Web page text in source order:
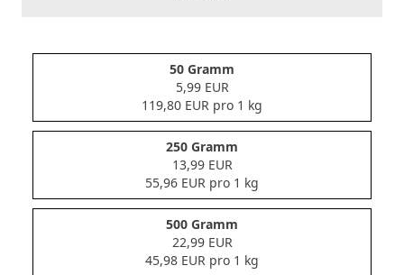
50 Gramm
5,99 EUR
119,80 EUR pro 1 kg
250 Gramm
13,99 EUR
55,96 EUR pro 1 kg
500 Gramm
22,99 EUR
45,98 EUR pro 1 kg